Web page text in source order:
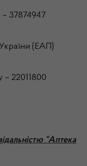
37874947
(ЕАП)
– 22011800
“Аптека